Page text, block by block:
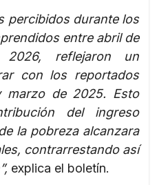
percibidos durante los
entre abril de
reflejaron un
con los reportados
de 2025. Esto
del ingreso
la pobreza alcanzara
contrarrestando así
explica el boletín.